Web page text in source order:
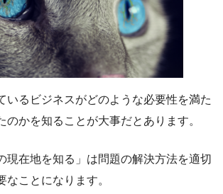
いるビジネスがどのような必要性を満た
のかを知ることが大事だとあります。
現在地を知る」は問題の解決方法を適切
なことになります。